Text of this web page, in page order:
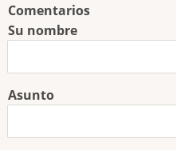
Comentarios
Su nombre
Asunto